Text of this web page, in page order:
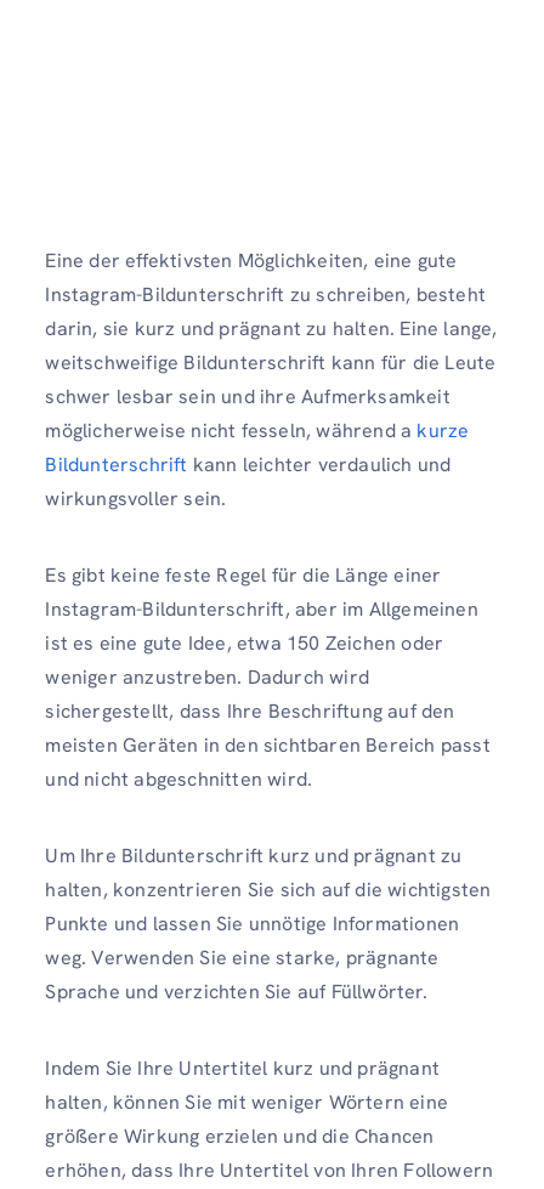
Eine der effektivsten Möglichkeiten, eine gute
Instagram-Bildunterschrift zu schreiben, besteht
darin, sie kurz und prägnant zu halten. Eine lange,
weitschweifige Bildunterschrift kann für die Leute
schwer lesbar sein und ihre Aufmerksamkeit
möglicherweise nicht fesseln, während a kurze
Bildunterschrift kann leichter verdaulich und
wirkungsvoller sein.
Es gibt keine feste Regel für die Länge einer
Instagram-Bildunterschrift, aber im Allgemeinen
ist es eine gute Idee, etwa 150 Zeichen oder
weniger anzustreben. Dadurch wird
sichergestellt, dass Ihre Beschriftung auf den
meisten Geräten in den sichtbaren Bereich passt
und nicht abgeschnitten wird.
Um Ihre Bildunterschrift kurz und prägnant zu
halten, konzentrieren Sie sich auf die wichtigsten
Punkte und lassen Sie unnötige Informationen
weg. Verwenden Sie eine starke, prägnante
Sprache und verzichten Sie auf Füllwörter.
Indem Sie Ihre Untertitel kurz und prägnant
halten, können Sie mit weniger Wörtern eine
größere Wirkung erzielen und die Chancen
erhöhen, dass Ihre Untertitel von Ihren Followern